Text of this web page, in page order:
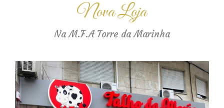
Nova Loja
Na M.F.A Torre da Marinha